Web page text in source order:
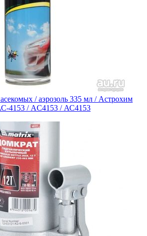
/ аэрозоль 335 мл / Астрохим
4153 / AC4153 / АС4153